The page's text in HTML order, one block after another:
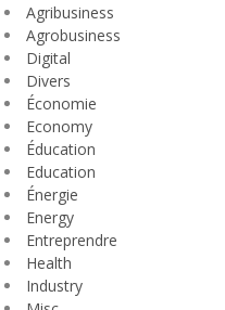
Agribusiness
Agrobusiness
Digital
Divers
Économie
Economy
Éducation
Education
Énergie
Energy
Entreprendre
Health
Industry